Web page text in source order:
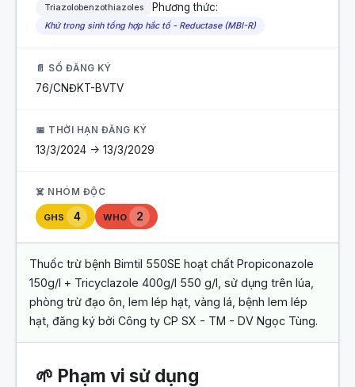
Triazolobenzothiazoles Phương thức:
Khử trong sinh tổng hợp hắc tố - Reductase (MBI-R)
📄 SỐ ĐĂNG KÝ
76/CNĐKT-BVTV
📅 THỜI HẠN ĐĂNG KÝ
13/3/2024 -> 13/3/2029
☠️ NHÓM ĐỘC
GHS 4 WHO 2
Thuốc trừ bệnh Bimtil 550SE hoạt chất Propiconazole
150g/l + Tricyclazole 400g/l 550 g/l, sử dụng trên lúa,
phòng trừ đạo ôn, lem lép hạt, vàng lá, bệnh lem lép
hạt, đăng ký bởi Công ty CP SX - TM - DV Ngọc Tùng.
🌱 Phạm vi sử dụng